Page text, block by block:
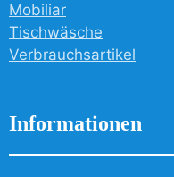
Mobiliar
Tischwäsche
Verbrauchsartikel
Informationen